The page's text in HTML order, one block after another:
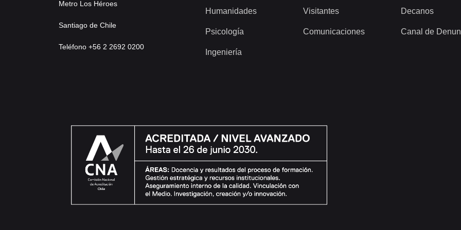
Metro Los Héroes
Santiago de Chile
Teléfono +56 2 2692 0200
Humanidades
Psicología
Ingeniería
Visitantes
Comunicaciones
Decanos
Canal de